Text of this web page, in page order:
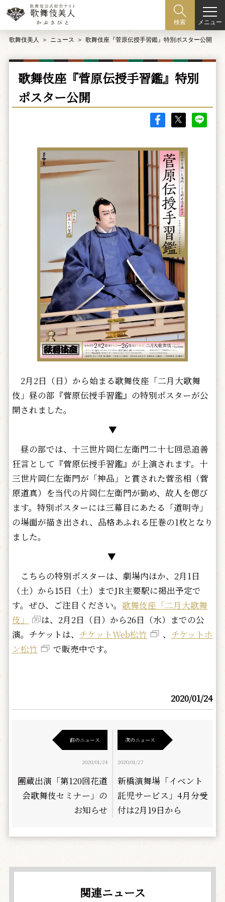
検索 メニュー
歌舞伎美人 ニュース 歌舞伎座『菅原伝授手習鑑』特別ポスター公開
歌舞伎座『菅原伝授手習鑑』特別
ポスター公開
2月2日（日）から始まる歌舞伎座「二月大歌舞
伎」昼の部『菅原伝授手習鑑』の特別ポスターが公
開されました。
▼
昼の部では、十三世片岡仁左衛門二十七回忌追善
狂言として『菅原伝授手習鑑』が上演されます。十
三世片岡仁左衛門が「神品」と賞された菅丞相（菅
原道真）を当代の片岡仁左衛門が勤め、故人を偲び
ます。特別ポスターには三幕目にあたる「道明寺」
の場面が描き出され、品格あふれる圧巻の1枚となり
ました。
▼
こちらの特別ポスターは、劇場内ほか、2月1日
（土）から15日（土）までJR主要駅に掲出予定で
す。ぜひ、ご注目ください。 歌舞伎座「二月大歌舞
伎」
は、2月2日（日）から26日（水）までの公
演。チケットは、 チケットWeb松竹 、 チケットホ
ン松竹
で販売中です。
2020/01/24
前のニュース
2020/01/24
團蔵出演「第120回花道
会歌舞伎セミナー」の
お知らせ
次のニュース
2020/01/27
新橋演舞場「イベント
託児サービス」4月分受
付は2月19日から
関連ニュース